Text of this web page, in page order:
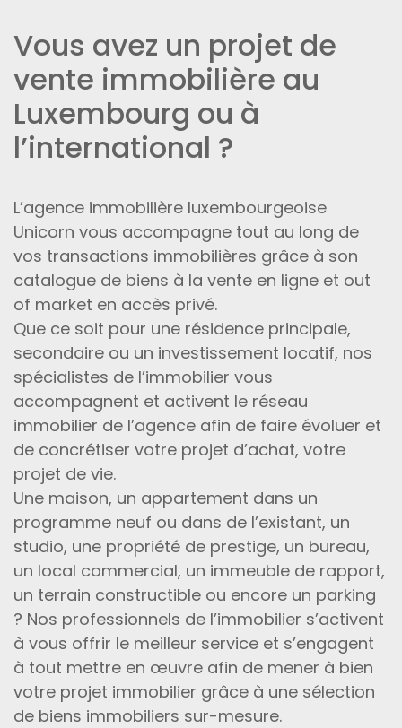
Vous avez un projet de
vente immobilière au
Luxembourg ou à
l’international ?
L’agence immobilière luxembourgeoise
Unicorn vous accompagne tout au long de
vos transactions immobilières grâce à son
catalogue de biens à la vente en ligne et out
of market en accès privé.
Que ce soit pour une résidence principale,
secondaire ou un investissement locatif, nos
spécialistes de l’immobilier vous
accompagnent et activent le réseau
immobilier de l’agence afin de faire évoluer et
de concrétiser votre projet d’achat, votre
projet de vie.
Une maison, un appartement dans un
programme neuf ou dans de l’existant, un
studio, une propriété de prestige, un bureau,
un local commercial, un immeuble de rapport,
un terrain constructible ou encore un parking
? Nos professionnels de l’immobilier s’activent
à vous offrir le meilleur service et s’engagent
à tout mettre en œuvre afin de mener à bien
votre projet immobilier grâce à une sélection
de biens immobiliers sur-mesure.